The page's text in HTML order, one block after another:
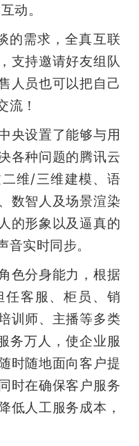
动。
的需求，全真互联
支持邀请好友组队
人员也可以把自己
流！
央设置了能够与用
各种问题的腾讯云
维/三维建模、语
数智人及场景渲染
的形象以及逼真的
实时同步。
色分身能力，根据
客服、柜员、销
训师、主播等多类
务万人，使企业服
时随地面向客户提
时在确保客户服务
低人工服务成本，